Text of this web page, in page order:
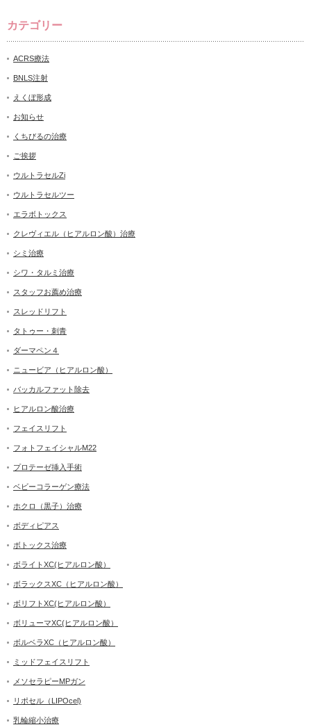
カテゴリー
ACRS療法
BNLS注射
えくぼ形成
お知らせ
くちびるの治療
ご挨拶
ウルトラセルZi
ウルトラセルツー
エラボトックス
クレヴィエル（ヒアルロン酸）治療
シミ治療
シワ・タルミ治療
スタッフお薦め治療
スレッドリフト
タトゥー・刺青
ダーマペン４
ニュービア（ヒアルロン酸）
バッカルファット除去
ヒアルロン酸治療
フェイスリフト
フォトフェイシャルM22
プロテーゼ挿入手術
ベビーコラーゲン療法
ホクロ（黒子）治療
ボディピアス
ボトックス治療
ボライトXC(ヒアルロン酸）
ボラックスXC（ヒアルロン酸）
ボリフトXC(ヒアルロン酸）
ボリューマXC(ヒアルロン酸）
ボルベラXC（ヒアルロン酸）
ミッドフェイスリフト
メソセラピーMPガン
リポセル（LIPOcel)
乳輪縮小治療